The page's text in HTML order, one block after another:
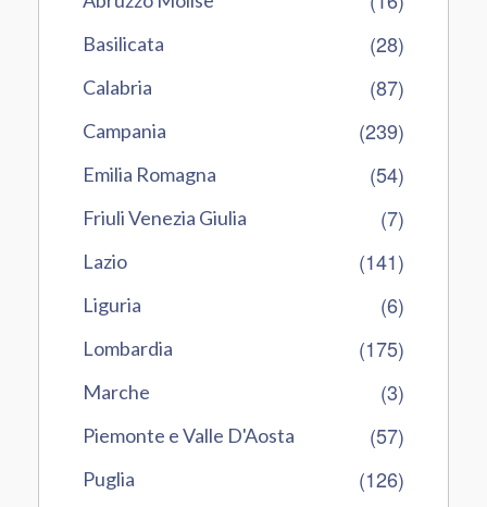
Basilicata (28)
Calabria (87)
Campania (239)
Emilia Romagna (54)
Friuli Venezia Giulia (7)
Lazio (141)
Liguria (6)
Lombardia (175)
Marche (3)
Piemonte e Valle D'Aosta (57)
Puglia (126)